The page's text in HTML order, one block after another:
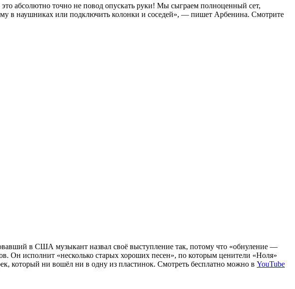
абсолютно точно не повод опускать руки! Мы сыграем полноценный сет,
в наушниках или подключить колонки и соседей», — пишет Арбенина. Смотрите
в США музыкант назвал своё выступление так, потому что «обнуление —
Он исполнит «несколько старых хороших песен», по которым ценители «Ноля»
который ни вошёл ни в одну из пластинок. Смотреть бесплатно можно в YouTube